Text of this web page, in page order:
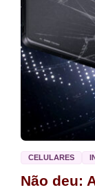
CELULARES
Não deu: